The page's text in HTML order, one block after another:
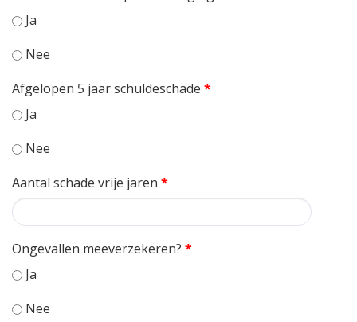
Ja
Nee
Afgelopen 5 jaar schuldeschade *
Ja
Nee
Aantal schade vrije jaren *
Ongevallen meeverzekeren? *
Ja
Nee